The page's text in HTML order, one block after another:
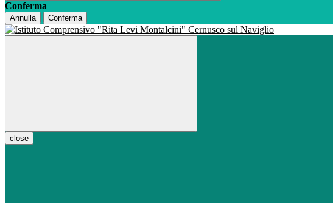
Conferma
Annulla Conferma
close